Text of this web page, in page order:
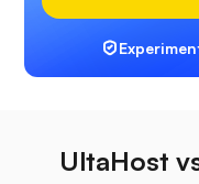
UltaHost